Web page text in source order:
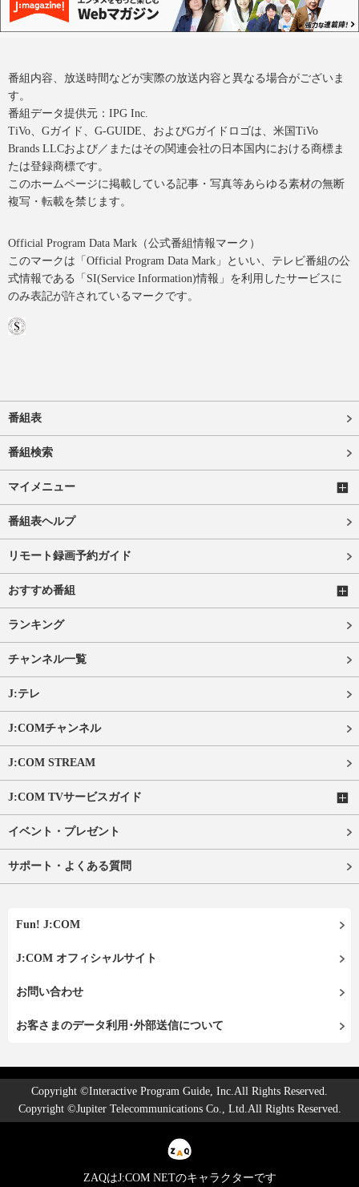
番組内容、放送時間などが実際の放送内容と異なる場合がございま
す。
番組データ提供元：IPG Inc.
TiVo、Gガイド、G-GUIDE、およびGガイドロゴは、米国TiVo
Brands LLCおよび／またはその関連会社の日本国内における商標ま
たは登録商標です。
このホームページに掲載している記事・写真等あらゆる素材の無断
複写・転載を禁じます。
Official Program Data Mark（公式番組情報マーク）
このマークは「Official Program Data Mark」といい、テレビ番組の公
式情報である「SI(Service Information)情報」を利用したサービスに
のみ表記が許されているマークです。
番組表
番組検索
マイメニュー
番組表ヘルプ
リモート録画予約ガイド
おすすめ番組
ランキング
チャンネル一覧
J:テレ
J:COMチャンネル
J:COM STREAM
J:COM TVサービスガイド
イベント・プレゼント
サポート・よくある質問
Fun! J:COM
J:COM オフィシャルサイト
お問い合わせ
お客さまのデータ利用･外部送信について
Copyright ©Interactive Program Guide, Inc.All Rights Reserved.
Copyright ©Jupiter Telecommunications Co., Ltd.All Rights Reserved.
ZAQはJ:COM NETのキャラクターです